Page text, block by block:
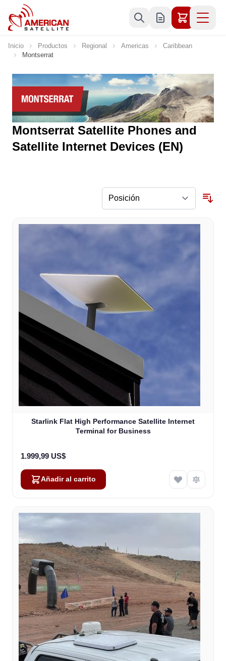
Ir al contenido
Inicio Productos Regional Americas
Caribbean
Montserrat
Montserrat Satellite Phones and
Satellite Internet Devices (EN)
Starlink Flat High Performance Satellite Internet
Terminal for Business
1.999,99 US$
Añadir al carrito